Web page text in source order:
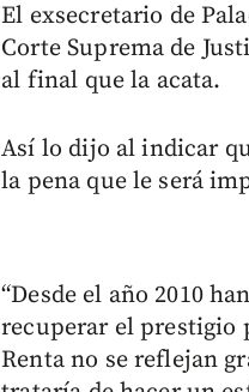
El exsecretario de
Corte Suprema de
al final que la acata.
Así lo dijo al indicar
la pena que le será
“Desde el año 2010
recuperar el prestigio
Renta no se reflejan